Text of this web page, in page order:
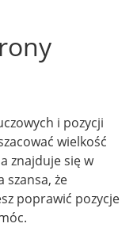
i pozycji
wielkość
znajduje się w
szansa, że
poprawić pozycje